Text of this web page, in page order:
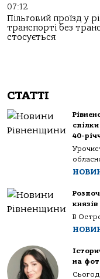
07:12
Пільговий проїзд у
транспорті без
стосується
СТАТТІ
40-
В
на